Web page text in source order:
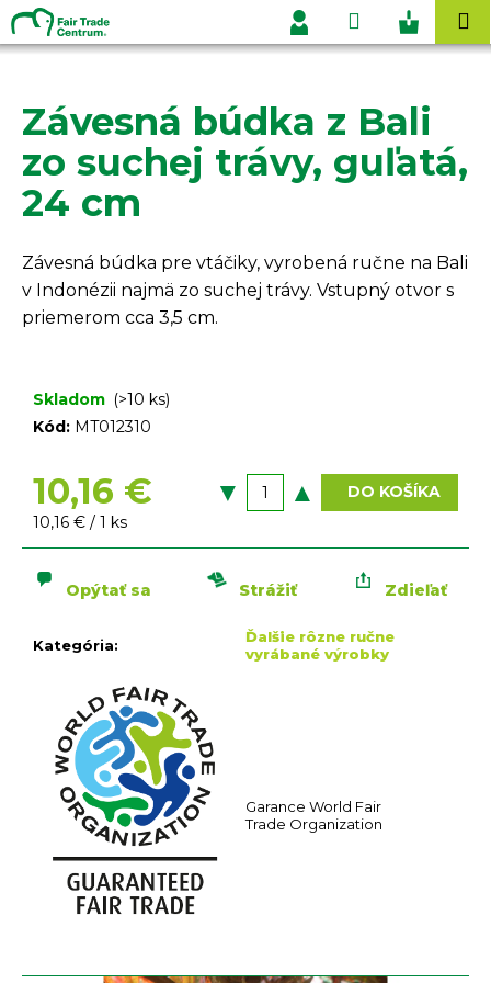
Prejsť
na
obsah
Hľadať
Prihlásenie
Závesná búdka z Bali
zo suchej trávy, guľatá,
24 cm
Závesná búdka pre vtáčiky, vyrobená ručne na Bali
v Indonézii najmä zo suchej trávy. Vstupný otvor s
priemerom cca 3,5 cm.
Skladom (>10 ks)
Kód: MT012310
10,16 €
Jednotková
cena:
10,16 € / 1 ks
DO KOŠÍKA
Kategória:
Ďalšie rôzne ručne
vyrábané výrobky
Garance World Fair
Trade Organization
Opýtať sa Strážiť Zdieľať
K
o
Späť
Späť
Č
o
p
o
r
e
b
e
t
n
á
j
?
HĽADAŤ
č